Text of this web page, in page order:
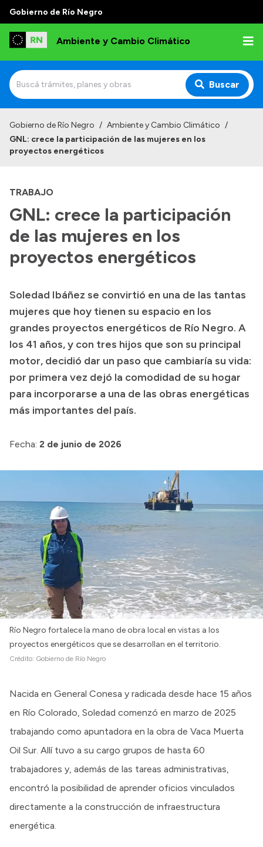
Gobierno de Río Negro
Ambiente y Cambio Climático
Buscar
Institucional
Delegaciones
Autoridades
Normativa
Presupuesto
Boletín Oficial
Compras y licitaciones
Consulta de expedientes
Consulta de pago a proveedores
Convocatorias
Intranet
Login
Gobierno de Río Negro / Ambiente y Cambio Climático /
GNL: crece la participación de las mujeres en los
proyectos energéticos
TRABAJO
GNL: crece la participación
de las mujeres en los
proyectos energéticos
Soledad Ibáñez se convirtió en una de las tantas
mujeres que hoy tienen su espacio en los
grandes proyectos energéticos de Río Negro. A
los 41 años, y con tres hijos que son su principal
motor, decidió dar un paso que cambiaría su vida:
por primera vez dejó la comodidad de su hogar
para incorporarse a una de las obras energéticas
más importantes del país.
Fecha: 2 de junio de 2026
Río Negro fortalece la mano de obra local en vistas a los
proyectos energéticos que se desarrollan en el territorio.
Crédito: Gobierno de Río Negro
Nacida en General Conesa y radicada desde hace 15 años
en Río Colorado, Soledad comenzó en marzo de 2025
trabajando como apuntadora en la obra de Vaca Muerta
Oil Sur. Allí tuvo a su cargo grupos de hasta 60
trabajadores y, además de las tareas administrativas,
encontró la posibilidad de aprender oficios vinculados
directamente a la construcción de infraestructura
energética.